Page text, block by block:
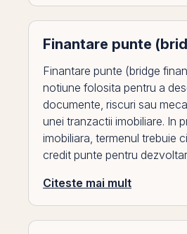
Finantare punte
Finantare punte (bridge
notiune folosita pentru a
documente, riscuri sau
unei tranzactii imobiliare. In
imobiliara, termenul trebuie
credit punte pentru
Citeste mai mult